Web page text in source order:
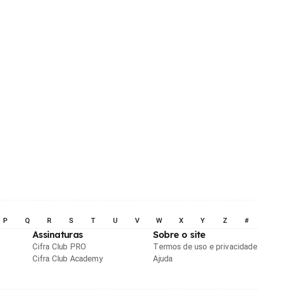
P Q R S T U V W X Y Z #
Assinaturas
Cifra Club PRO
Cifra Club Academy
Sobre o site
Termos de uso e privacidade
Ajuda